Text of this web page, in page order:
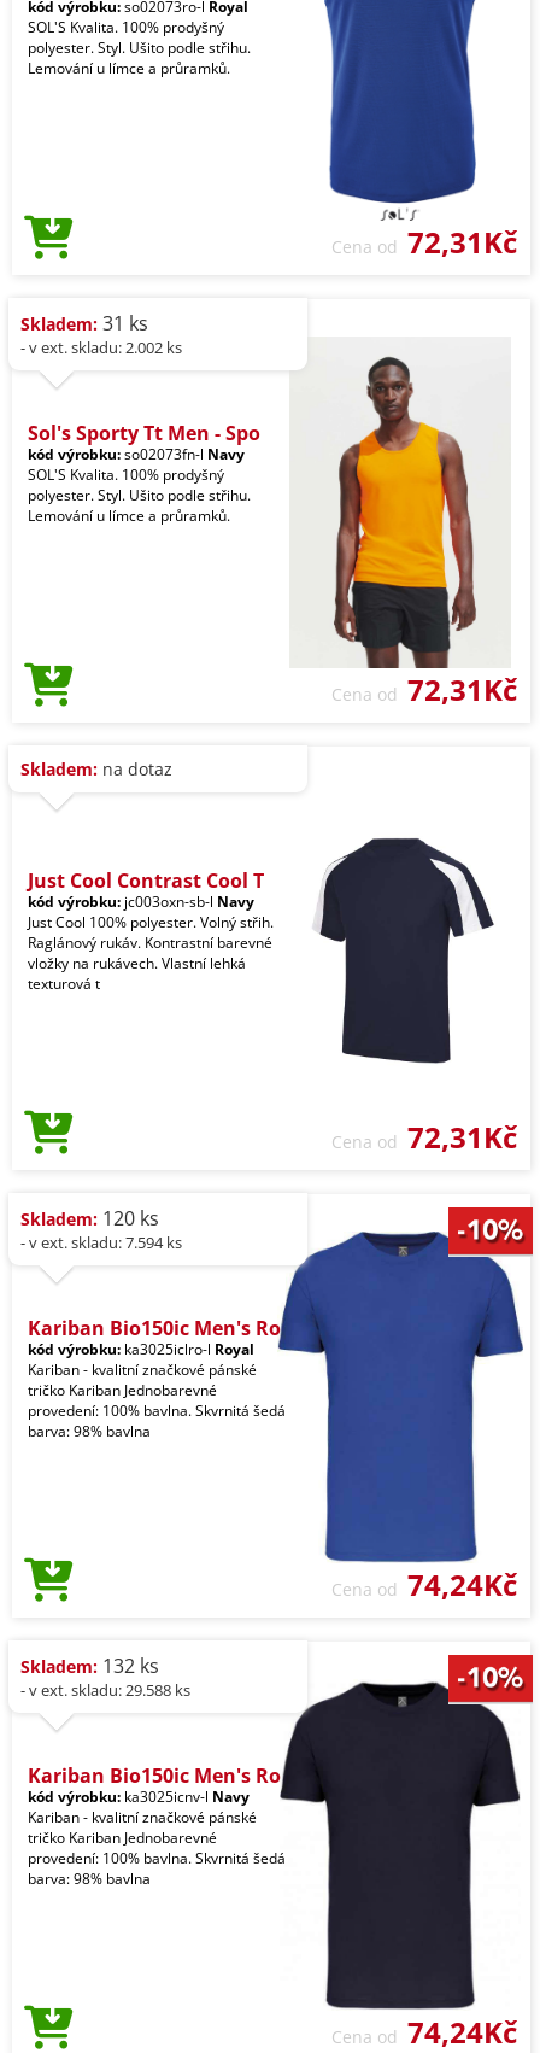
kód výrobku:so02073ro-l Royal
SOL'S Kvalita. 100% prodyšný
polyester. Styl. Ušito podle střihu.
Lemování u límce a průramků.
Cena od 72,31Kč
Skladem: 31 ks
- v ext. skladu: 2.002 ks
Sol's Sporty Tt Men - Spo
kód výrobku:so02073fn-l Navy
SOL'S Kvalita. 100% prodyšný
polyester. Styl. Ušito podle střihu.
Lemování u límce a průramků.
Cena od 72,31Kč
Skladem: na dotaz
Just Cool Contrast Cool T
kód výrobku: jc003oxn-sb-l Navy
Just Cool 100% polyester. Volný střih.
Raglánový rukáv. Kontrastní barevné
vložky na rukávech. Vlastní lehká
texturová t
Cena od 72,31Kč
Skladem: 120 ks
- v ext. skladu: 7.594 ks
Kariban Bio150ic Men's Ro
kód výrobku: ka3025iclro-l Royal
Kariban - kvalitní značkové pánské
tričko Kariban Jednobarevné
provedení: 100% bavlna. Skvrnitá šedá
barva: 98% bavlna
Cena od 74,24Kč
Skladem: 132 ks
- v ext. skladu: 29.588 ks
Kariban Bio150ic Men's Ro
kód výrobku: ka3025icnv-l Navy
Kariban - kvalitní značkové pánské
tričko Kariban Jednobarevné
provedení: 100% bavlna. Skvrnitá šedá
barva: 98% bavlna
Cena od 74,24Kč